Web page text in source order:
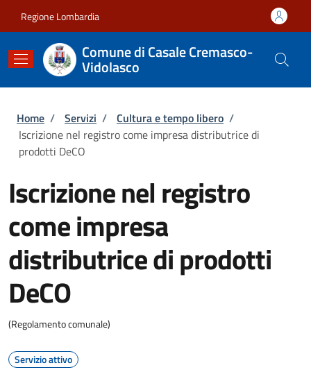
Regione Lombardia
Comune di Casale Cremasco-
Vidolasco
Briciole di pane
Home / Servizi / Cultura e tempo libero /
Iscrizione nel registro come impresa distributrice di
prodotti DeCO
Iscrizione nel registro
come impresa
distributrice di prodotti
DeCO
(Regolamento comunale)
Servizio attivo